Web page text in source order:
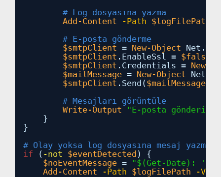
# Log dosyasına yazma
Add-Content
-Path $logFilePath
# E-posta gönderme
$smtpClient = New-Object
$smtpClient .EnableSsl = $false
$smtpClient .Credentials = New-
$mailMessage = New-Object
$smtpClient .Send( $mailMessage
# Mesajları görüntüle
Write-Output
"E-posta
}
}
# Olay yoksa log dosyasına mesaj yazma
if
( -not $eventDetected ) {
$noEventMessage = "$(Get-Date):
Add-Content
-Path $logFilePath
-